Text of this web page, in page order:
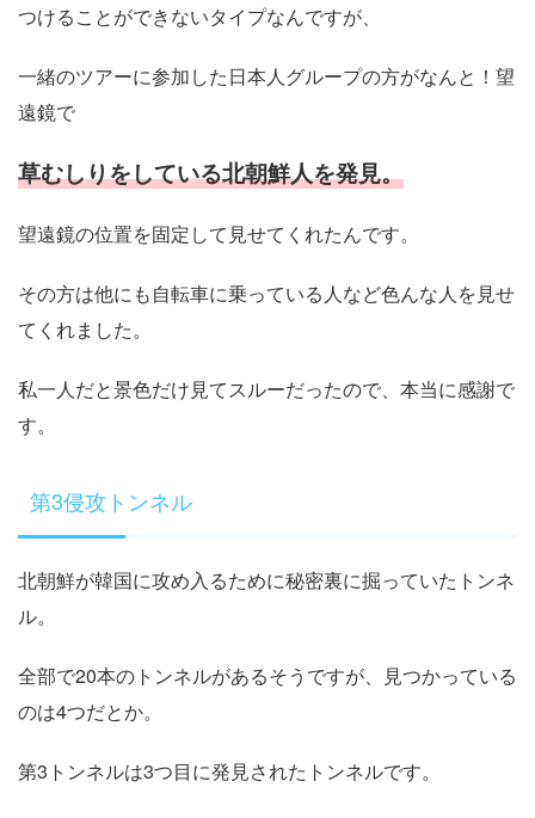
つけることができないタイプなんですが、
一緒のツアーに参加した日本人グループの方がなんと！望
遠鏡で
草むしりをしている北朝鮮人を発見。
望遠鏡の位置を固定して見せてくれたんです。
その方は他にも自転車に乗っている人など色んな人を見せ
てくれました。
私一人だと景色だけ見てスルーだったので、本当に感謝で
す。
第3侵攻トンネル
北朝鮮が韓国に攻め入るために秘密裏に掘っていたトンネ
ル。
全部で20本のトンネルがあるそうですが、見つかっている
のは4つだとか。
第3トンネルは3つ目に発見されたトンネルです。